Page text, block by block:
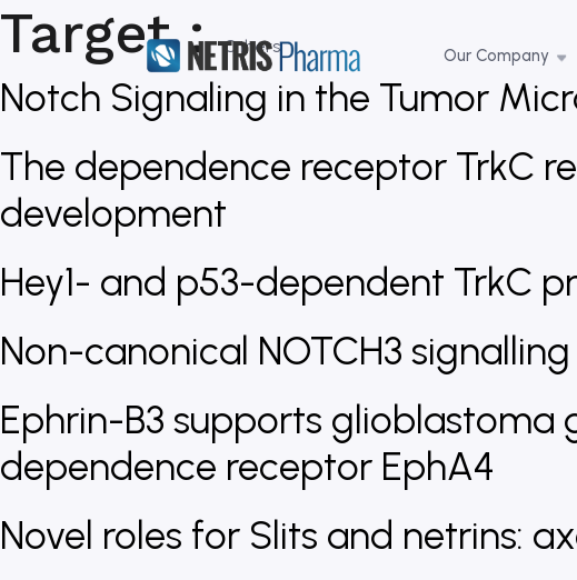
Our Company
Target :Others
Notch Signaling in the Tumor
The dependence receptor TrkC
development
Hey1- and p53-dependent TrkC
Non-canonical NOTCH3
Ephrin-B3 supports
dependence receptor EphA4
Novel roles for Slits and netrins: